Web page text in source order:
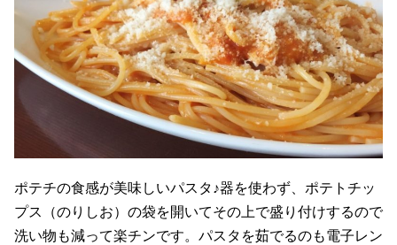
ポテチの食感が美味しいパスタ♪器を使わず、ポテトチッ
プス（のりしお）の袋を開いてその上で盛り付けするので
洗い物も減って楽チンです。パスタを茹でるのも電子レン